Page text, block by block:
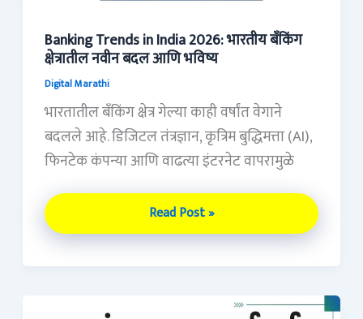
Banking Trends in India 2026: भारतीय बँकिंग
क्षेत्रातील नवीन बदल आणि भविष्य
Digital Marathi
भारतातील बँकिंग क्षेत्र गेल्या काही वर्षांत वेगाने
बदलले आहे. डिजिटल तंत्रज्ञान, कृत्रिम बुद्धिमत्ता (AI),
फिनटेक कंपन्या आणि वाढत्या इंटरनेट वापरामुळे
नवीन
बदल
भविष्य
Read Post »